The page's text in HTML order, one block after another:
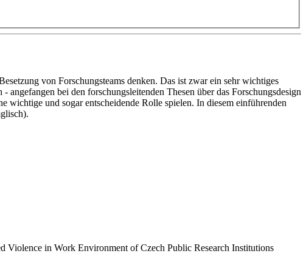
von Forschungsteams denken. Das ist zwar ein sehr wichtiges
bei den forschungsleitenden Thesen über das Forschungsdesign
wichtige und sogar entscheidende Rolle spielen. In diesem einführenden
Violence in Work Environment of Czech Public Research Institutions